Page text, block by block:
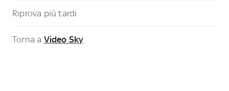
Riprova più tardi
Torna a Video Sky